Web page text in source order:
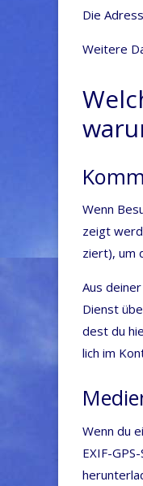
Die
Wei­te­re
Wenn
zeigt
ziert), um
Aus
Dienst
dest du
lich im
Wenn du
EXIF-